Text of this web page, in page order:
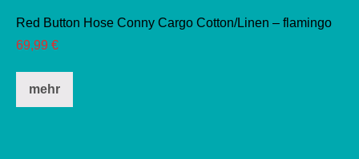
Red Button Hose Conny Cargo Cotton/Linen – flamingo
69,99 €
mehr
Dieses